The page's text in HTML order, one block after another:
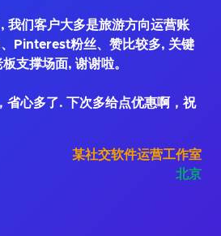
我们客户大多是旅游方向运营账
Pinterest粉丝、赞比较多, 关键
支撑场面, 谢谢啦。
省心多了. 下次多给点优惠啊，祝
某社交软件运营工作室
北京